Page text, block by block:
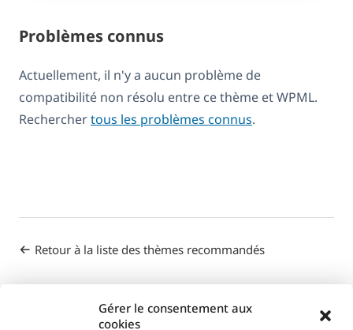
Gérer le consentement aux
cookies
Problèmes connus
Actuellement, il n'y a aucun problème de
compatibilité non résolu entre ce thème et WPML.
Recherchertous les problèmes connus.
Retour à la liste des thèmes recommandés